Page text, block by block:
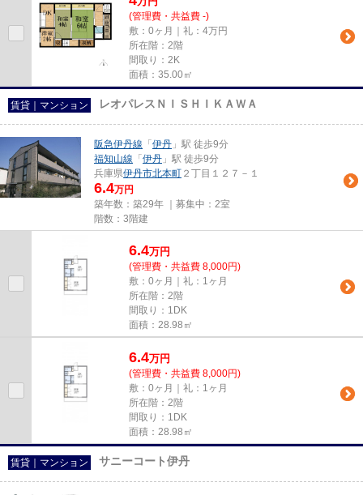
(管理費・共益費 -)
敷：0ヶ月｜礼：4万円
所在階：2階
間取り：2K
面積：35.00㎡
賃貸｜マンション レオパレスＮＩＳＨＩＫＡＷＡ
阪急伊丹線 「 伊丹 」駅 徒歩9分
福知山線 「 伊丹 」駅 徒歩9分
兵庫県伊丹市北本町 ２丁目１２７－１
6.4万円
築年数：築29年 ｜募集中： 2室
階数：3階建
6.4万円
(管理費・共益費 8,000円)
敷：0ヶ月｜礼：1ヶ月
所在階：2階
間取り：1DK
面積：28.98㎡
6.4万円
(管理費・共益費 8,000円)
敷：0ヶ月｜礼：1ヶ月
所在階：2階
間取り：1DK
面積：28.98㎡
賃貸｜マンション サニーコート伊丹